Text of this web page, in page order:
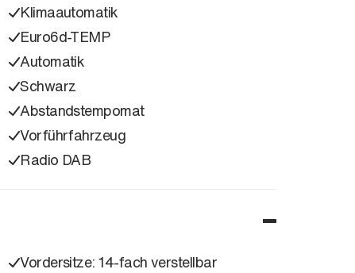
Klimaautomatik
Euro6d-TEMP
Automatik
Schwarz
Abstandstempomat
Vorführfahrzeug
Radio DAB
Vordersitze: 14-fach verstellbar